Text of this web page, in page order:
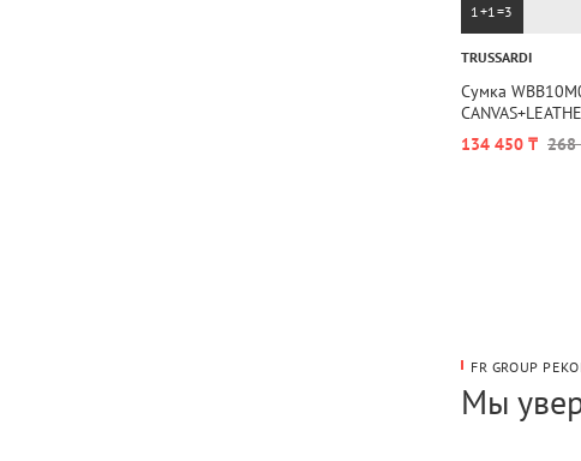
1+1=3
TRUSSARDI
Сумка
134 450 ₸ 268
FR GROUP
Мы